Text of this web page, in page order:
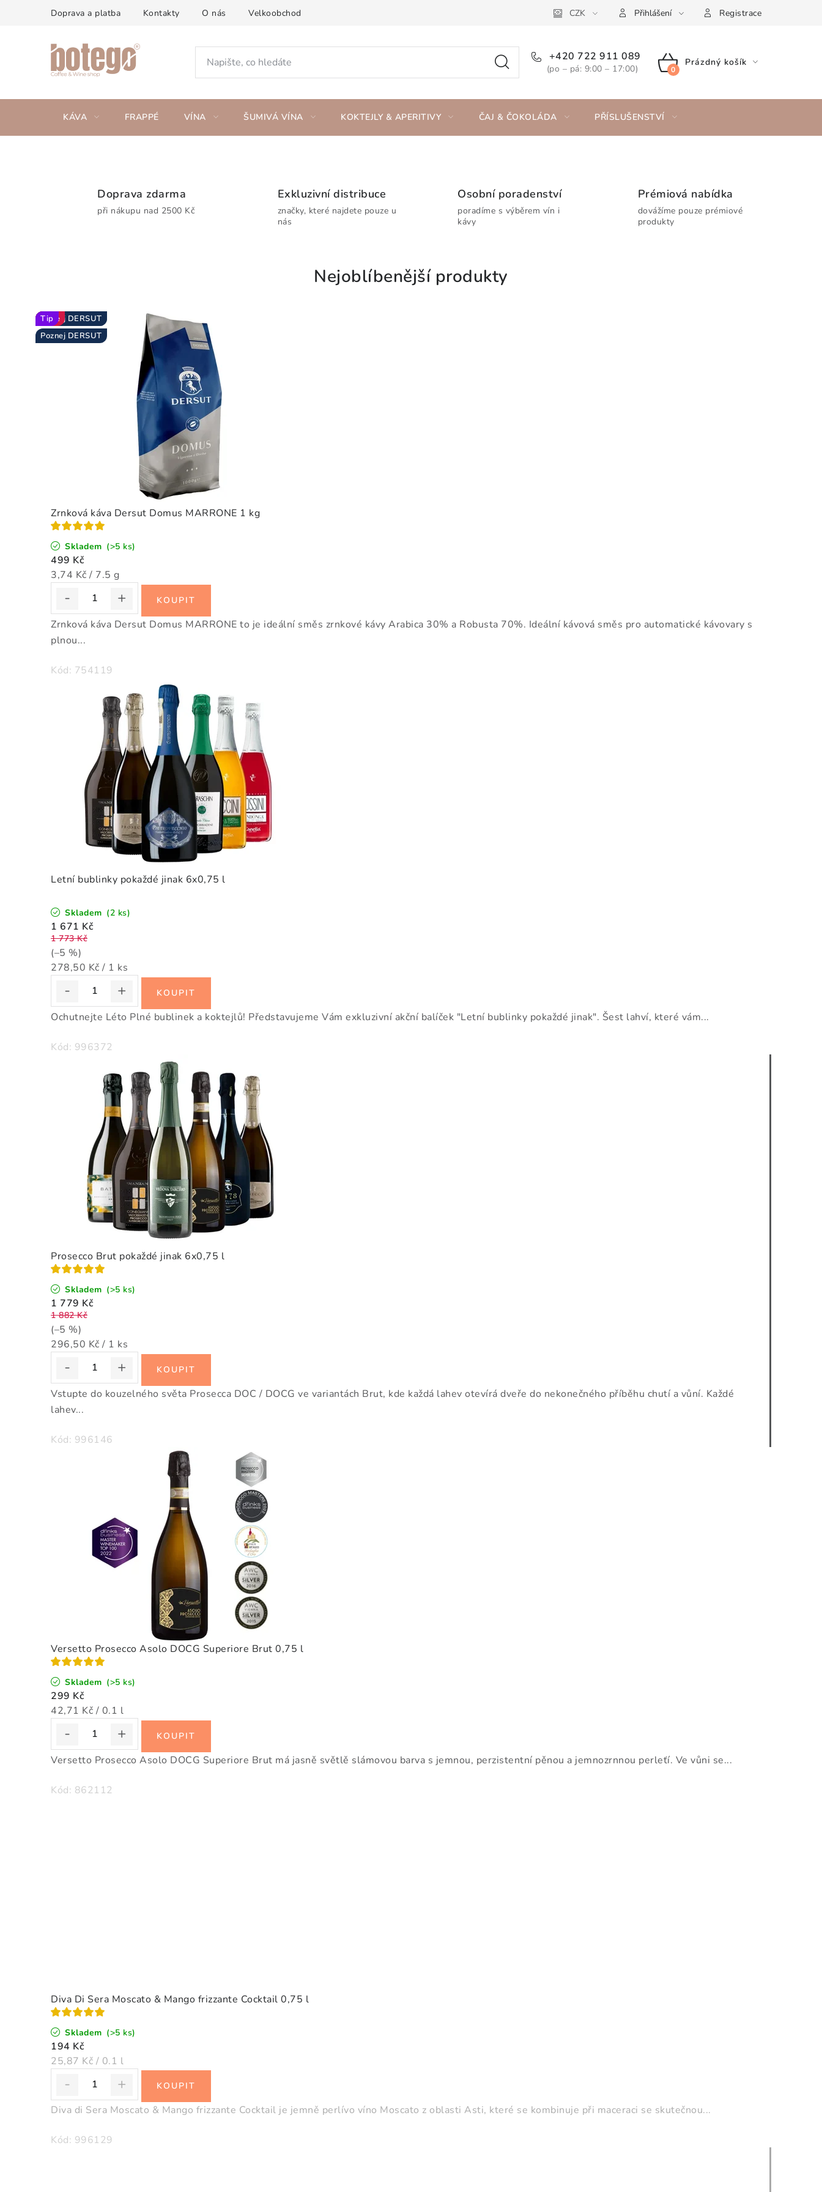
Doprava a platba Kontakty O nás Velkoobchod CZK Přihlášení Registrace
+420 722 911 089
(po – pá: 9:00 – 17:00)
NÁKUPNÍ
Prázdný košík
KÁVA FRAPPÉ VÍNA ŠUMIVÁ VÍNA KOKTEJLY & APERITIVY ČAJ & ČOKOLÁDA PŘÍSLUŠENSTVÍ
ý
l
k
a
ž
d
é
m
š
Doprava zdarma
při nákupu nad 2500 Kč
Exkluzivní distribuce
značky, které najdete pouze u
nás
Osobní poradenství
poradíme s výběrem vín i
kávy
Prémiová nabídka
dovážíme pouze prémiové
produkty
Nejoblíbenější produkty
Poznej DERSUT
Zrnková káva Dersut Domus MARRONE 1 kg
Skladem (>5 ks)
499 Kč
Měrná
3,74 Kč / 7.5 g
Zrnková káva Dersut Domus MARRONE to je ideální směs zrnkové kávy Arabica 30% a Robusta 70%. Ideální kávová směs pro automatické kávovary s
plnou...
Kód: 754119
Novinka
Letní bublinky pokaždé jinak 6x0,75 l
Skladem (2 ks)
1 671 Kč
1 773 Kč
(–5 %)
Měrná
278,50 Kč / 1 ks
Ochutnejte Léto Plné bublinek a koktejlů! Představujeme Vám exkluzivní akční balíček "Letní bublinky pokaždé jinak". Šest lahví, které vám...
Kód: 996372
Prosecco Brut pokaždé jinak 6x0,75 l
Skladem (>5 ks)
1 779 Kč
1 882 Kč
(–5 %)
Měrná
296,50 Kč / 1 ks
Vstupte do kouzelného světa Prosecca DOC / DOCG ve variantách Brut, kde každá lahev otevírá dveře do nekonečného příběhu chutí a vůní. Každé
lahev...
Kód: 996146
Ocenění
Versetto Prosecco Asolo DOCG Superiore Brut 0,75 l
Skladem (>5 ks)
299 Kč
Měrná
42,71 Kč / 0.1 l
Versetto Prosecco Asolo DOCG Superiore Brut má jasně světlě slámovou barva s jemnou, perzistentní pěnou a jemnozrnnou perleťí. Ve vůni se...
Kód: 862112
Diva Di Sera Moscato & Mango frizzante Cocktail 0,75 l
Skladem (>5 ks)
194 Kč
Měrná
25,87 Kč / 0.1 l
Diva di Sera Moscato & Mango frizzante Cocktail je jemně perlívo víno Moscato z oblasti Asti, které se kombinuje při maceraci se skutečnou...
Kód: 996129
Novinka
Novinka
Tip
Poznej DERSUT
Poznej DERSUT
Tip
Akce
Tip